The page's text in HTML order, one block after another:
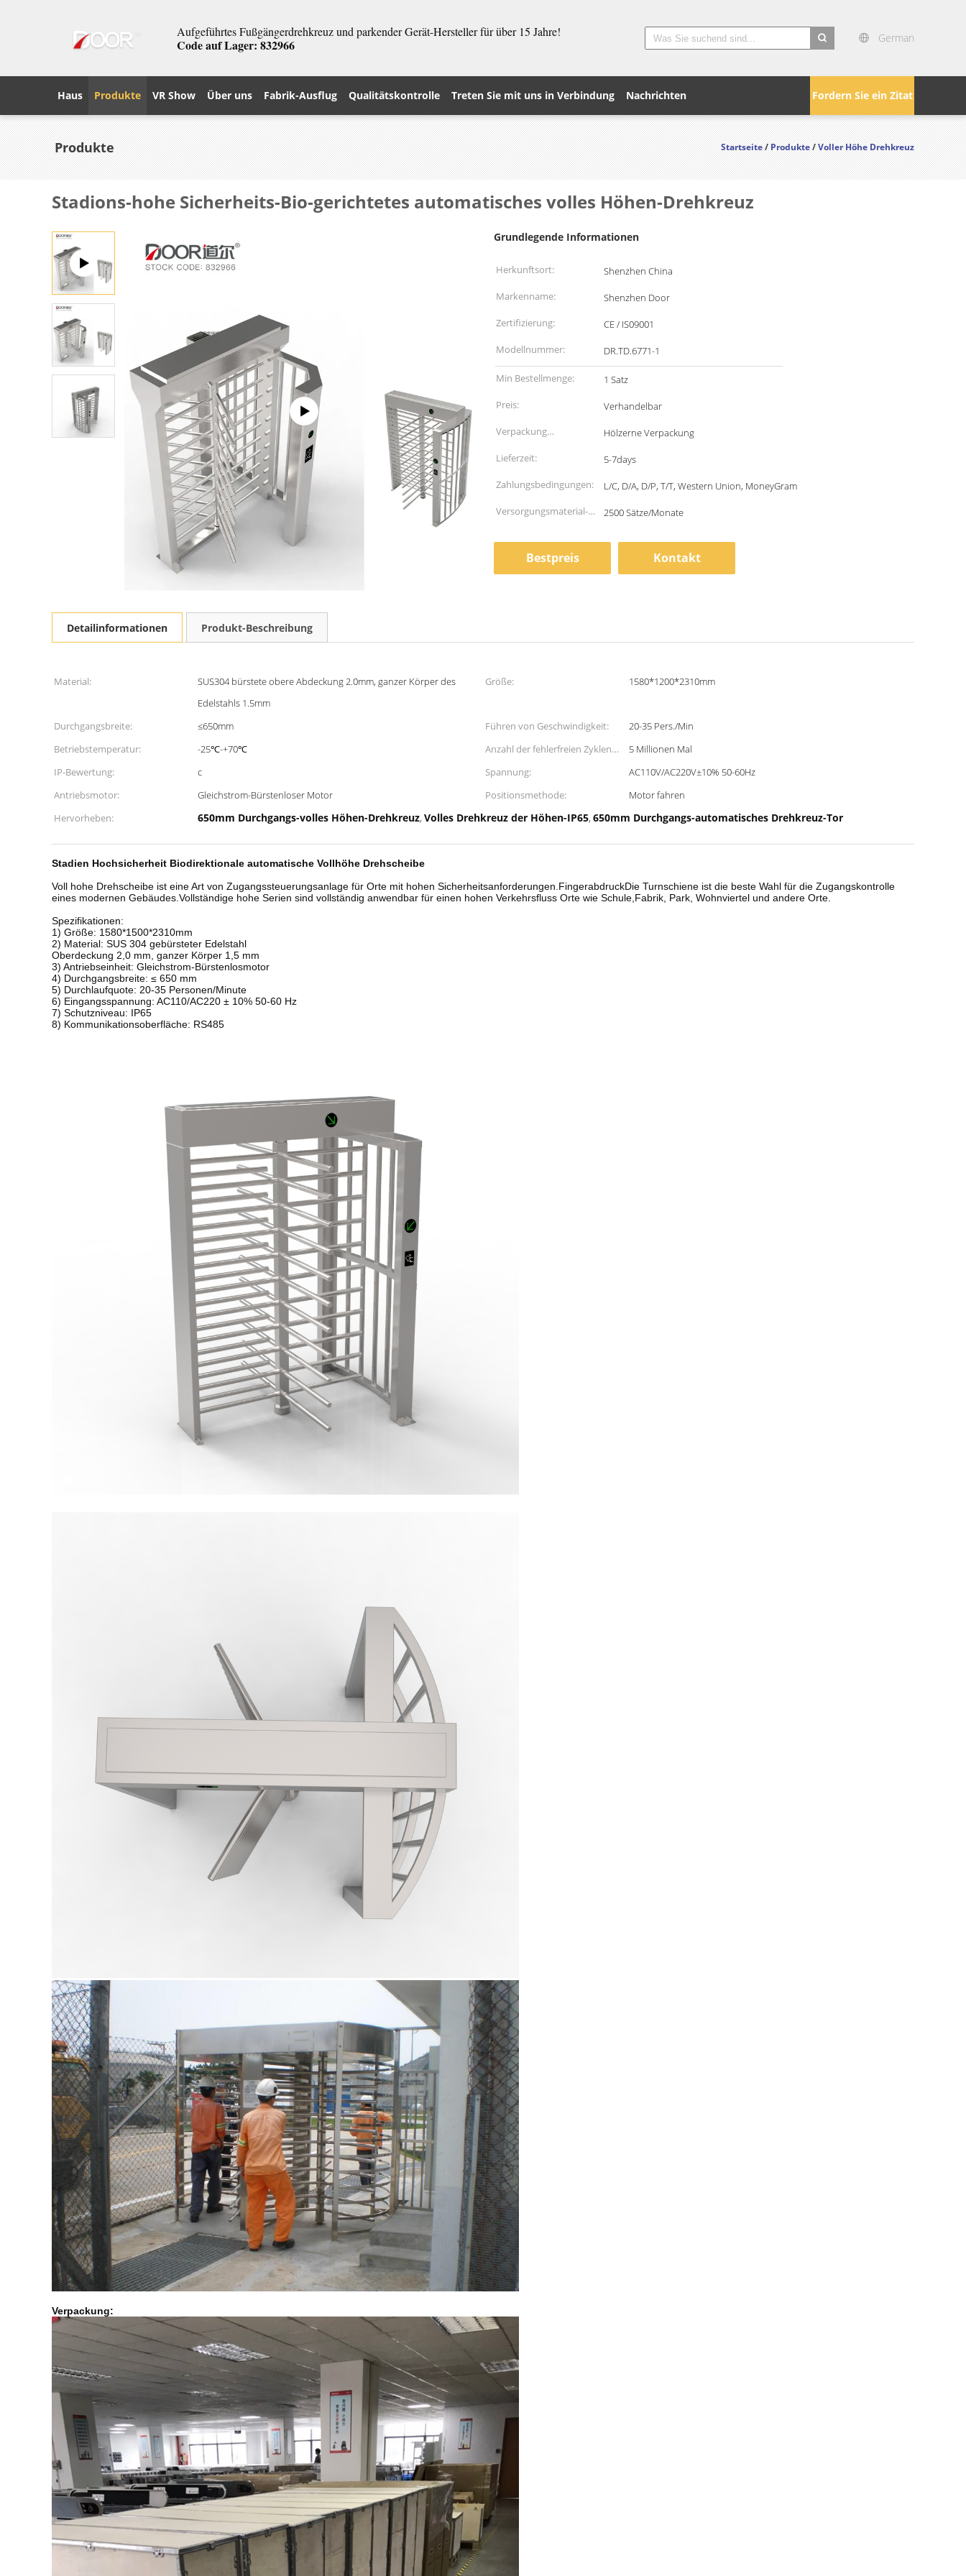
Aufgeführtes Fußgängerdrehkreuz und parkender Gerät-Hersteller für über 15 Jahre!
Code auf Lager: 832966 German
Fordern Sie ein Zitat
Haus Produkte VR Show Über uns Fabrik-Ausflug Qualitätskontrolle Treten Sie mit uns in Verbindung Nachrichten
Produkte Startseite/Produkte/Voller Höhe Drehkreuz
Stadions-hohe Sicherheits-Bio-gerichtetes automatisches volles Höhen-Drehkreuz
Grundlegende Informationen
Herkunftsort:
Shenzhen China
Markenname:
Shenzhen Door
Zertifizierung:
CE / IS09001
Modellnummer:
DR.TD.6771-1
Min Bestellmenge:
1 Satz
Preis:
Verhandelbar
Verpackung
Informationen:
Hölzerne Verpackung
Lieferzeit:
5-7days
Zahlungsbedingungen:
L/C, D/A, D/P, T/T, Western Union, MoneyGram
Versorgungsmaterial-
2500 Sätze/Monate
Bestpreis Kontakt
Detailinformationen Produkt-Beschreibung
Material:
SUS304 bürstete obere Abdeckung 2.0mm, ganzer Körper des
Edelstahls 1.5mm
Größe: 1580*1200*2310mm
Durchgangsbreite: ≤650mm Führen von Geschwindigkeit:
20-35 Pers./Min
Betriebstemperatur:
-25℃-+70℃
Anzahl der fehlerfreien Zyklen
zwischen zwei fehlern:
5 Millionen Mal
IP-Bewertung:
c Spannung:
AC110V/AC220V±10% 50-60Hz
Antriebsmotor:
Gleichstrom-Bürstenloser Motor Positionsmethode:
Motor fahren
Hervorheben:
650mm Durchgangs-volles Höhen-Drehkreuz, Volles Drehkreuz der Höhen-IP65, 650mm Durchgangs-automatisches Drehkreuz-Tor
Stadien Hochsicherheit Biodirektionale automatische Vollhöhe Drehscheibe
Voll hohe Drehscheibe ist eine Art von Zugangssteuerungsanlage für Orte mit hohen Sicherheitsanforderungen.FingerabdruckDie Turnschiene ist die beste Wahl für die Zugangskontrolle
eines modernen Gebäudes.Vollständige hohe Serien sind vollständig anwendbar für einen hohen Verkehrsfluss Orte wie Schule,Fabrik, Park, Wohnviertel und andere Orte.
Spezifikationen:
1) Größe: 1580*1500*2310mm
2) Material: SUS 304 gebürsteter Edelstahl
Oberdeckung 2,0 mm, ganzer Körper 1,5 mm
3) Antriebseinheit: Gleichstrom-Bürstenlosmotor
4) Durchgangsbreite: ≤ 650 mm
5) Durchlaufquote: 20-35 Personen/Minute
6) Eingangsspannung: AC110/AC220 ± 10% 50-60 Hz
7) Schutzniveau: IP65
8) Kommunikationsoberfläche: RS485
Verpackung: